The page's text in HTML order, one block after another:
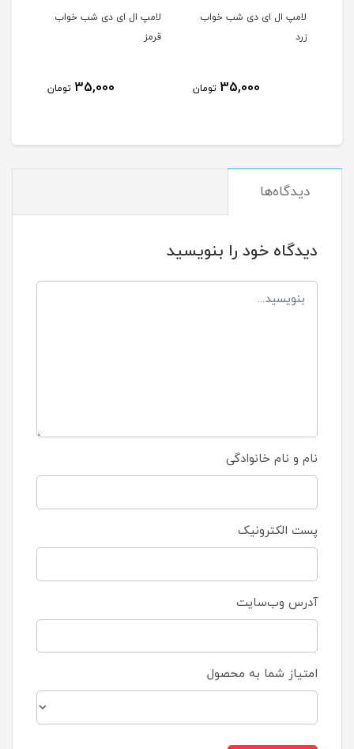
لامپ ال ای دی شب خواب
زرد
35,000 تومان
لامپ ال ای دی شب خواب
قرمز
35,000 تومان
دیدگاه‌ها
دیدگاه خود را بنویسید
نام و نام خانوادگی
پست الکترونیک
آدرس وب‌سایت
امتیاز شما به محصول